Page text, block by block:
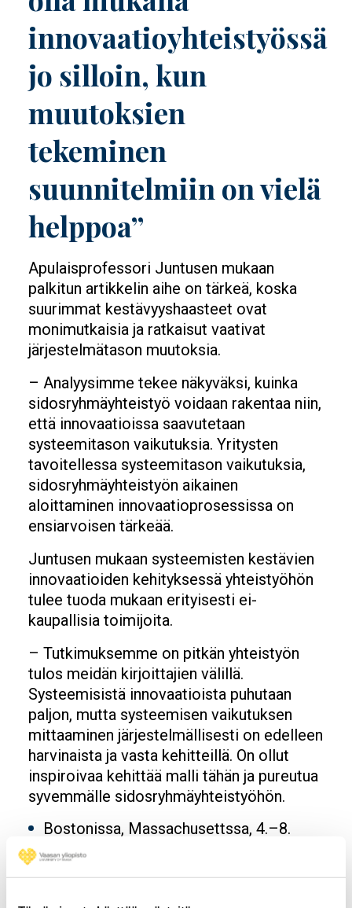
innovaatioyhteistyössä
jo silloin, kun
muutoksien
tekeminen
suunnitelmiin on vielä
helppoa”
Apulaisprofessori Juntusen mukaan
palkitun artikkelin aihe on tärkeä, koska
suurimmat kestävyyshaasteet ovat
monimutkaisia ja ratkaisut vaativat
järjestelmätason muutoksia.
– Analyysimme tekee näkyväksi, kuinka
sidosryhmäyhteistyö voidaan rakentaa niin,
että innovaatioissa saavutetaan
systeemitason vaikutuksia. Yritysten
tavoitellessa systeemitason vaikutuksia,
sidosryhmäyhteistyön aikainen
aloittaminen innovaatioprosessissa on
ensiarvoisen tärkeää.
Juntusen mukaan systeemisten kestävien
innovaatioiden kehityksessä yhteistyöhön
tulee tuoda mukaan erityisesti ei-
kaupallisia toimijoita.
– Tutkimuksemme on pitkän yhteistyön
tulos meidän kirjoittajien välillä.
Systeemisistä innovaatioista puhutaan
paljon, mutta systeemisen vaikutuksen
mittaaminen järjestelmällisesti on edelleen
harvinaista ja vasta kehitteillä. On ollut
inspiroivaa kehittää malli tähän ja pureutua
syvemmälle sidosryhmäyhteistyöhön.
Bostonissa, Massachusettssa, 4.–8.
elokuuta järjestetty
Management
vuosittain yhteen yli 11 000 tutkijaa ja